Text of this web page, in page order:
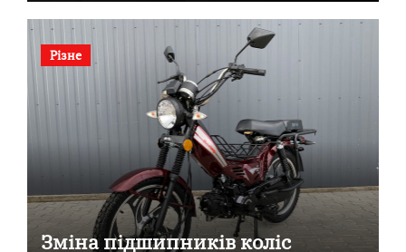
Різне
Зміна підшипників коліс